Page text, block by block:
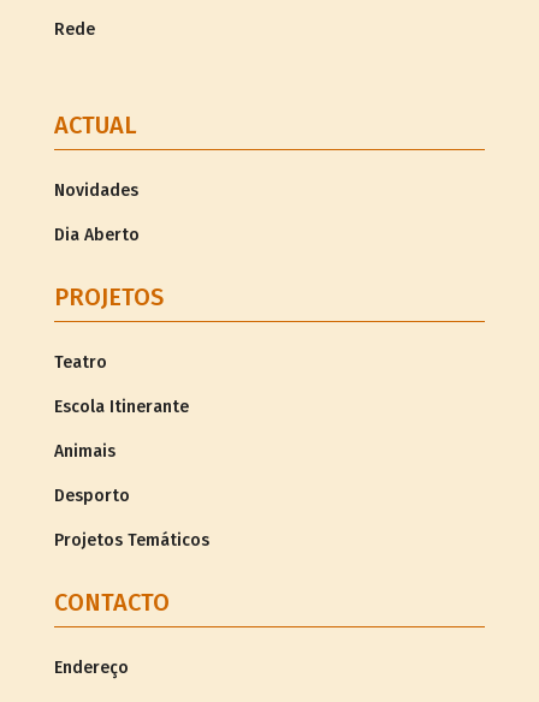
Rede
ACTUAL
Novidades
Dia Aberto
PROJETOS
Teatro
Escola Itinerante
Animais
Desporto
Projetos Temáticos
CONTACTO
Endereço